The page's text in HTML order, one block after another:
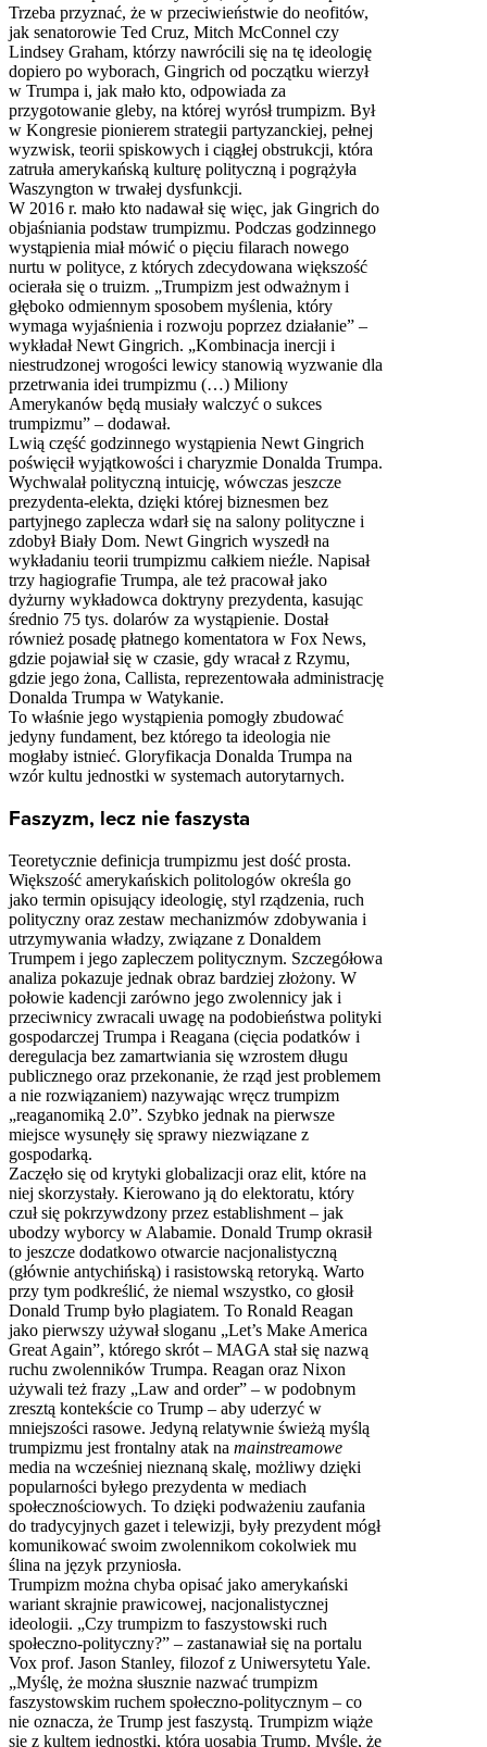
Trzeba przyznać, że w przeciwieństwie do neofitów,
jak senatorowie Ted Cruz, Mitch McConnel czy
Lindsey Graham, którzy nawrócili się na tę ideologię
dopiero po wyborach, Gingrich od początku wierzył
w Trumpa i, jak mało kto, odpowiada za
przygotowanie gleby, na której wyrósł trumpizm. Był
w Kongresie pionierem strategii partyzanckiej, pełnej
wyzwisk, teorii spiskowych i ciągłej obstrukcji, która
zatruła amerykańską kulturę polityczną i pogrążyła
Waszyngton w trwałej dysfunkcji.
W 2016 r. mało kto nadawał się więc, jak Gingrich do
objaśniania podstaw trumpizmu. Podczas godzinnego
wystąpienia miał mówić o pięciu filarach nowego
nurtu w polityce, z których zdecydowana większość
ocierała się o truizm. „Trumpizm jest odważnym i
głęboko odmiennym sposobem myślenia, który
wymaga wyjaśnienia i rozwoju poprzez działanie” –
wykładał Newt Gingrich. „Kombinacja inercji i
niestrudzonej wrogości lewicy stanowią wyzwanie dla
przetrwania idei trumpizmu (…) Miliony
Amerykanów będą musiały walczyć o sukces
trumpizmu” – dodawał.
Lwią część godzinnego wystąpienia Newt Gingrich
poświęcił wyjątkowości i charyzmie Donalda Trumpa.
Wychwalał polityczną intuicję, wówczas jeszcze
prezydenta-elekta, dzięki której biznesmen bez
partyjnego zaplecza wdarł się na salony polityczne i
zdobył Biały Dom. Newt Gingrich wyszedł na
wykładaniu teorii trumpizmu całkiem nieźle. Napisał
trzy hagiografie Trumpa, ale też pracował jako
dyżurny wykładowca doktryny prezydenta, kasując
średnio 75 tys. dolarów za wystąpienie. Dostał
również posadę płatnego komentatora w Fox News,
gdzie pojawiał się w czasie, gdy wracał z Rzymu,
gdzie jego żona, Callista, reprezentowała administrację
Donalda Trumpa w Watykanie.
To właśnie jego wystąpienia pomogły zbudować
jedyny fundament, bez którego ta ideologia nie
mogłaby istnieć. Gloryfikacja Donalda Trumpa na
wzór kultu jednostki w systemach autorytarnych.
Faszyzm, lecz nie faszysta
Teoretycznie definicja trumpizmu jest dość prosta.
Większość amerykańskich politologów określa go
jako termin opisujący ideologię, styl rządzenia, ruch
polityczny oraz zestaw mechanizmów zdobywania i
utrzymywania władzy, związane z Donaldem
Trumpem i jego zapleczem politycznym. Szczegółowa
analiza pokazuje jednak obraz bardziej złożony. W
połowie kadencji zarówno jego zwolennicy jak i
przeciwnicy zwracali uwagę na podobieństwa polityki
gospodarczej Trumpa i Reagana (cięcia podatków i
deregulacja bez zamartwiania się wzrostem długu
publicznego oraz przekonanie, że rząd jest problemem
a nie rozwiązaniem) nazywając wręcz trumpizm
„reaganomiką 2.0”. Szybko jednak na pierwsze
miejsce wysunęły się sprawy niezwiązane z
gospodarką.
Zaczęło się od krytyki globalizacji oraz elit, które na
niej skorzystały. Kierowano ją do elektoratu, który
czuł się pokrzywdzony przez establishment – jak
ubodzy wyborcy w Alabamie. Donald Trump okrasił
to jeszcze dodatkowo otwarcie nacjonalistyczną
(głównie antychińską) i rasistowską retoryką. Warto
przy tym podkreślić, że niemal wszystko, co głosił
Donald Trump było plagiatem. To Ronald Reagan
jako pierwszy używał sloganu „Let’s Make America
Great Again”, którego skrót – MAGA stał się nazwą
ruchu zwolenników Trumpa. Reagan oraz Nixon
używali też frazy „Law and order” – w podobnym
zresztą kontekście co Trump – aby uderzyć w
mniejszości rasowe. Jedyną relatywnie świeżą myślą
trumpizmu jest frontalny atak na mainstreamowe
media na wcześniej nieznaną skalę, możliwy dzięki
popularności byłego prezydenta w mediach
społecznościowych. To dzięki podważeniu zaufania
do tradycyjnych gazet i telewizji, były prezydent mógł
komunikować swoim zwolennikom cokolwiek mu
ślina na język przyniosła.
Trumpizm można chyba opisać jako amerykański
wariant skrajnie prawicowej, nacjonalistycznej
ideologii. „Czy trumpizm to faszystowski ruch
społeczno-polityczny?” – zastanawiał się na portalu
Vox prof. Jason Stanley, filozof z Uniwersytetu Yale.
„Myślę, że można słusznie nazwać trumpizm
faszystowskim ruchem społeczno-politycznym – co
nie oznacza, że ​​Trump jest faszystą. Trumpizm wiąże
się z kultem jednostki, którą uosabia Trump. Myślę, że